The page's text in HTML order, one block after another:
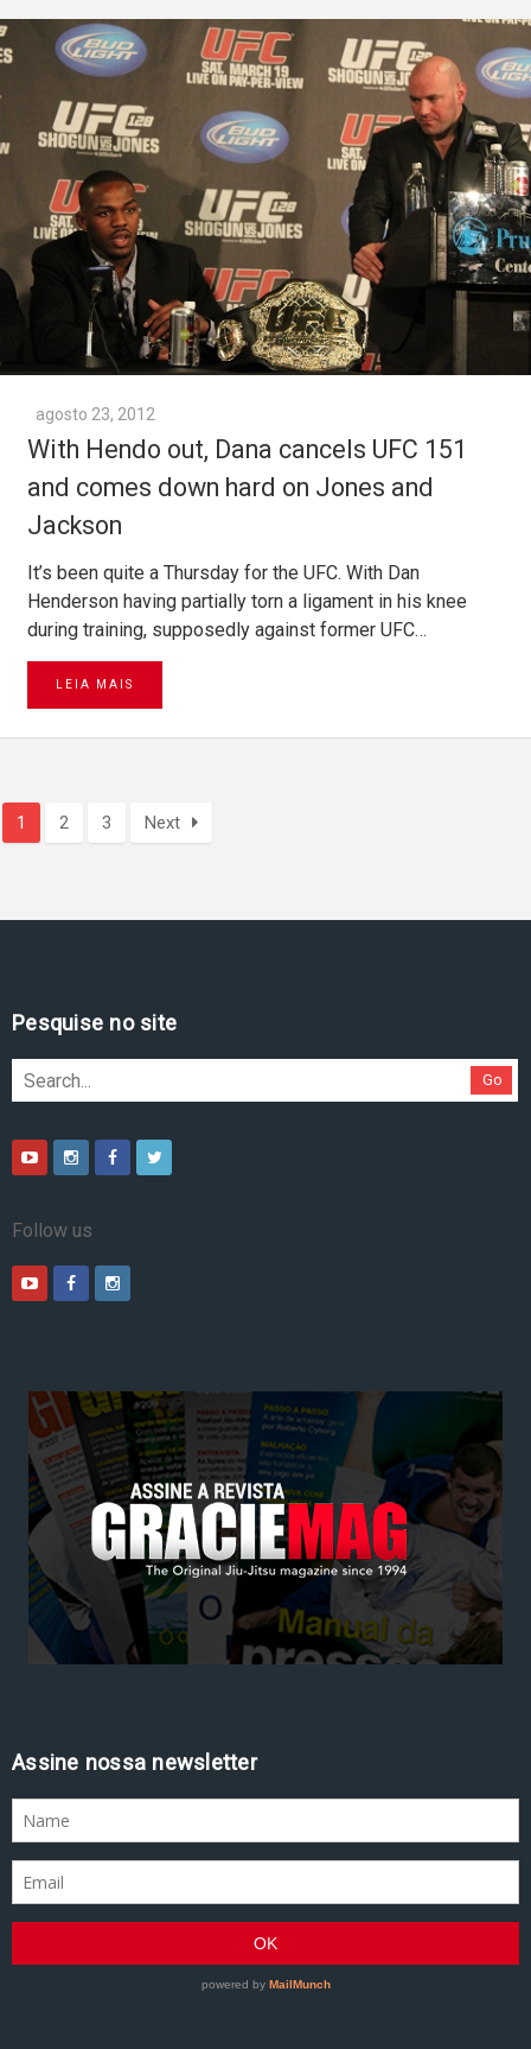
agosto 23, 2012
With Hendo out, Dana cancels UFC 151
and comes down hard on Jones and
Jackson
It’s been quite a Thursday for the UFC. With Dan
Henderson having partially torn a ligament in his knee
during training, supposedly against former UFC…
LEIA MAIS
1 2 3 Next
Pesquise no site
Go
Follow us
Assine nossa newsletter